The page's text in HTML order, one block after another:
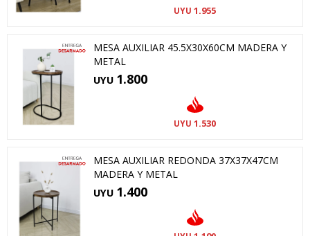
UYU 1.955
MESA AUXILIAR 45.5X30X60CM MADERA Y
METAL
UYU 1.800
UYU 1.530
MESA AUXILIAR REDONDA 37X37X47CM
MADERA Y METAL
UYU 1.400